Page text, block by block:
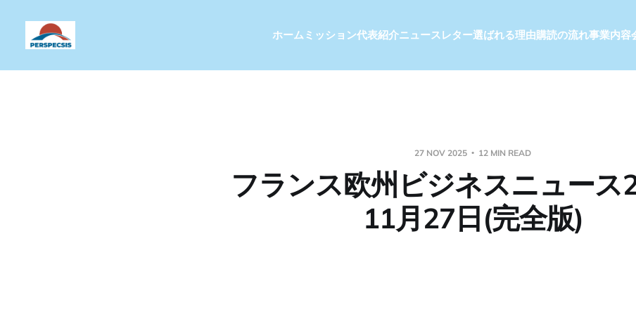
ホームミッション代表紹介ニュースレター選ばれる理由購読の流れ事業内容
27 NOV 2025 12 MIN READ
フランス欧州ビジネスニュース
11月27日(完全版)